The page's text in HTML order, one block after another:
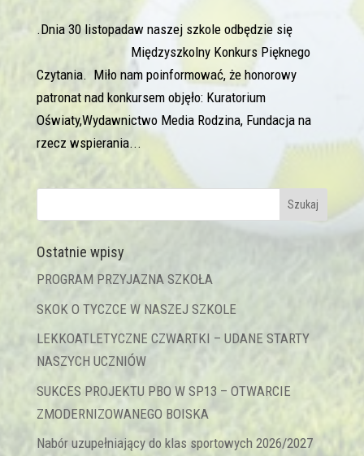
.Dnia 30 listopadaw naszej szkole odbędzie się
Międzyszkolny Konkurs Pięknego
Czytania. Miło nam poinformować, że honorowy
patronat nad konkursem objęło: Kuratorium
Oświaty,Wydawnictwo Media Rodzina, Fundacja na
rzecz wspierania...
Ostatnie wpisy
PROGRAM PRZYJAZNA SZKOŁA
SKOK O TYCZCE W NASZEJ SZKOLE
LEKKOATLETYCZNE CZWARTKI – UDANE STARTY
NASZYCH UCZNIÓW
SUKCES PROJEKTU PBO W SP13 – OTWARCIE
ZMODERNIZOWANEGO BOISKA
Nabór uzupełniający do klas sportowych 2026/2027